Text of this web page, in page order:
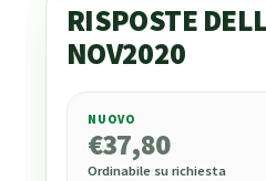
RISPOSTE
NOV2020
37,80
NUOVO
€37,80
Ordinabile su richiesta